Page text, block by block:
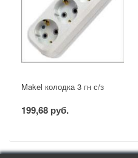
Makel колодка 3 гн с/з
199,68 руб.